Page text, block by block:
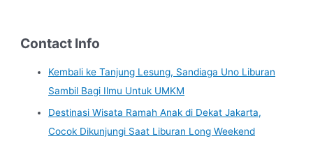
Contact Info
Kembali ke Tanjung Lesung, Sandiaga Uno Liburan
Sambil Bagi Ilmu Untuk UMKM
Destinasi Wisata Ramah Anak di Dekat Jakarta,
Cocok Dikunjungi Saat Liburan Long Weekend